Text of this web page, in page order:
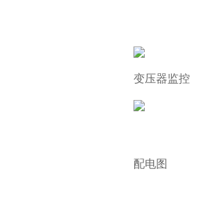
变压器监控
配电图